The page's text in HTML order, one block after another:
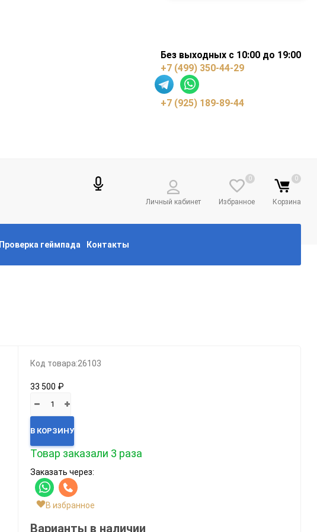
Без выходных с 10:00 до 19:00
+7 (499) 350-44-29
+7 (925) 189-89-44
Личный кабинет Избранное
0
Корзина
0
Крышки, подставки
Фигурки
Эл.книги / планшеты
Проверка геймпада Контакты
Код товара:26103
33 500 ₽
В КОРЗИНУ
Товар заказали 3 раза
Заказать через:
В избранное
Варианты в наличии